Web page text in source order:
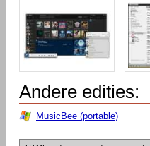
Andere edities:
MusicBee (portable)